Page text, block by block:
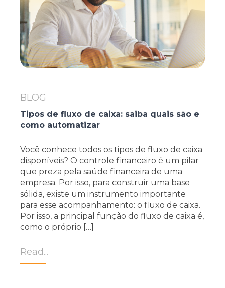
BLOG
Tipos de fluxo de caixa: saiba quais são e
como automatizar
Você conhece todos os tipos de fluxo de caixa
disponíveis? O controle financeiro é um pilar
que preza pela saúde financeira de uma
empresa. Por isso, para construir uma base
sólida, existe um instrumento importante
para esse acompanhamento: o fluxo de caixa.
Por isso, a principal função do fluxo de caixa é,
como o próprio […]
Read...